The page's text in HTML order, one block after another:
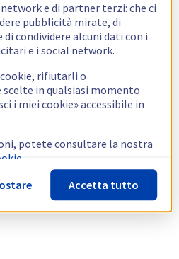
e di partner terzi: che ci
pubblicità mirate, di
condividere alcuni dati con i
e i social network.
rifiutarli o
in qualsiasi momento
i miei cookie» accessibile in
potete consultare la nostra
Accetta tutto